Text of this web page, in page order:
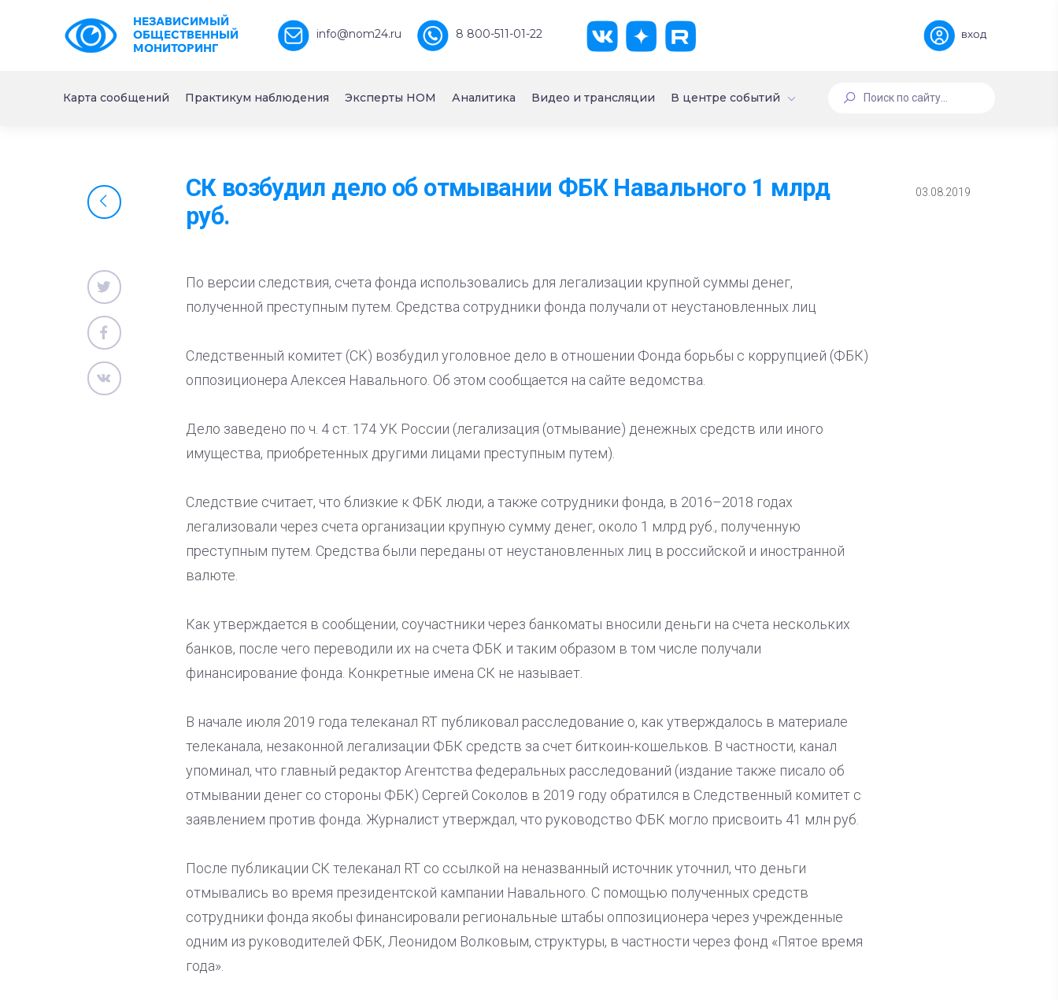
НЕЗАВИСИМЫЙ
ОБЩЕСТВЕННЫЙ
МОНИТОРИНГ
info@nom24.ru 8 800-511-01-22 вход
Карта сообщений Практикум наблюдения Эксперты НОМ Аналитика Видео и трансляции В центре событий
СК возбудил дело об отмывании ФБК Навального 1 млрд
руб.
03.08.2019
По версии следствия, счета фонда использовались для легализации крупной суммы денег,
полученной преступным путем. Средства сотрудники фонда получали от неустановленных лиц
Следственный комитет (СК) возбудил уголовное дело в отношении Фонда борьбы с коррупцией (ФБК)
оппозиционера Алексея Навального. Об этом сообщается на сайте ведомства.
Дело заведено по ч. 4 ст. 174 УК России (легализация (отмывание) денежных средств или иного
имущества, приобретенных другими лицами преступным путем).
Следствие считает, что близкие к ФБК люди, а также сотрудники фонда, в 2016–2018 годах
легализовали через счета организации крупную сумму денег, около 1 млрд руб., полученную
преступным путем. Средства были переданы от неустановленных лиц в российской и иностранной
валюте.
Как утверждается в сообщении, соучастники через банкоматы вносили деньги на счета нескольких
банков, после чего переводили их на счета ФБК и таким образом в том числе получали
финансирование фонда. Конкретные имена СК не называет.
В начале июля 2019 года телеканал RT публиковал расследование о, как утверждалось в материале
телеканала, незаконной легализации ФБК средств за счет биткоин-кошельков. В частности, канал
упоминал, что главный редактор Агентства федеральных расследований (издание также писало об
отмывании денег со стороны ФБК) Сергей Соколов в 2019 году обратился в Следственный комитет с
заявлением против фонда. Журналист утверждал, что руководство ФБК могло присвоить 41 млн руб.
После публикации СК телеканал RT со ссылкой на неназванный источник уточнил, что деньги
отмывались во время президентской кампании Навального. С помощью полученных средств
сотрудники фонда якобы финансировали региональные штабы оппозиционера через учрежденные
одним из руководителей ФБК, Леонидом Волковым, структуры, в частности через фонд «Пятое время
года».